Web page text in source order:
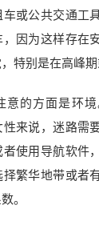
或公共交通工
因为这样存在
特别是在高峰期
意的方面是环
来说，迷路需
使用导航软件
繁华地带或者
。